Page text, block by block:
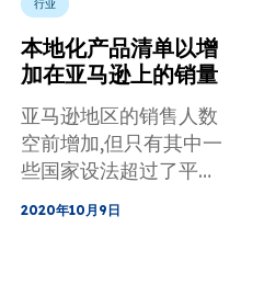
行业
本地化产品清单以增
加在亚马逊上的销量
亚马逊地区的销售人数
空前增加,但只有其中一
些国家设法超过了平庸
的工作量。 我们潜入
数字营销的海洋，并尝
2020年10月9日